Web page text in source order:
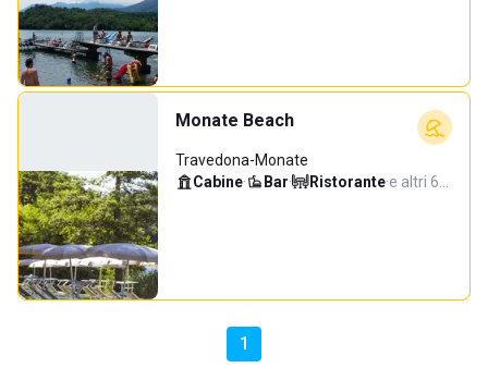
Monate Beach
Travedona-Monate
Cabine· Bar· Ristorante·e altri 6…
1